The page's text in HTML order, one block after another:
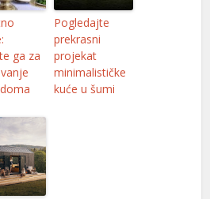
ga za
Pogledajte
prekrasni
projekat
minimalističke
kuće u šumi